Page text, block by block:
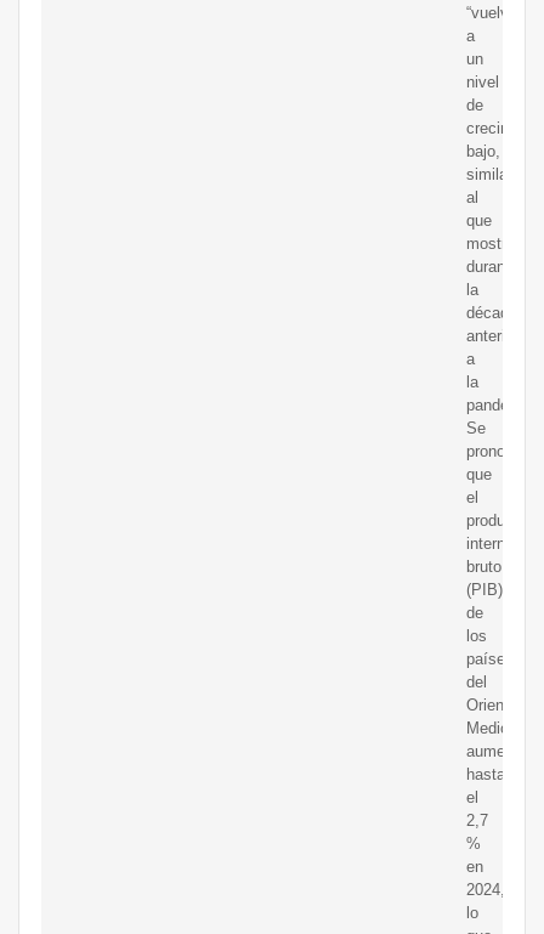
“vuelvan
a
un
nivel
de
bajo,
similar
al
que
mostraron
durante
la
década
anterior
a
la
pandemia.
Se
pronostica
que
el
producto
interno
bruto
(PIB)
de
los
países
del
Oriente
Medio
aumentará
hasta
el
2,7
%
en
2024,
lo